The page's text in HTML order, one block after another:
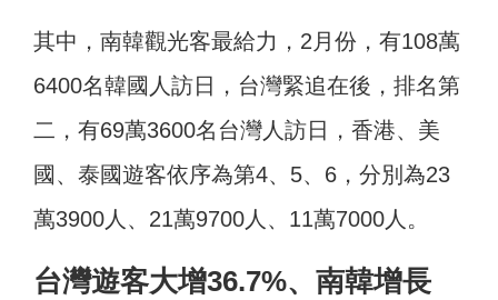
其中，南韓觀光客最給力，2月份，有108萬
6400名韓國人訪日，台灣緊追在後，排名第
二，有69萬3600名台灣人訪日，香港、美
國、泰國遊客依序為第4、5、6，分別為23
萬3900人、21萬9700人、11萬7000人。
台灣遊客大增36.7%、南韓增長